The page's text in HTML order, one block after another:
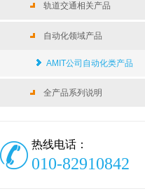
轨道交通相关产品
自动化领域产品
AMIT公司自动化类产品
全产品系列说明
热线电话：
010-82910842